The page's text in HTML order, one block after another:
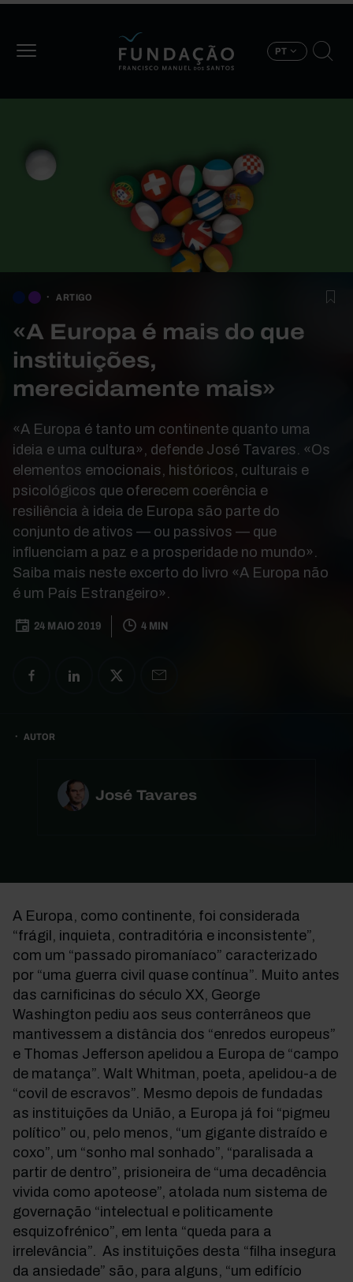
PT
ARTIGO
«A Europa é mais do que
instituições,
merecidamente mais»
«A Europa é tanto um continente quanto uma
ideia e uma cultura», defende José Tavares. «Os
elementos emocionais, históricos, culturais e
psicológicos que oferecem coerência e
resiliência à ideia de Europa são parte do
conjunto de ativos — ou passivos — que
influenciam a paz e a prosperidade no mundo».
Saiba mais neste excerto do livro «A Europa não
é um País Estrangeiro».
24 MAIO 2019 4 MIN
AUTOR
José Tavares
A Europa, como continente, foi considerada
“frágil, inquieta, contraditória e inconsistente”,
com um “passado piromaníaco” caracterizado
por “uma guerra civil quase contínua”. Muito antes
das carnificinas do século XX, George
Washington pediu aos seus conterrâneos que
mantivessem a distância dos “enredos europeus”
e Thomas Jefferson apelidou a Europa de “campo
de matança”. Walt Whitman, poeta, apelidou-a de
“covil de escravos”. Mesmo depois de fundadas
as instituições da União, a Europa já foi “pigmeu
político” ou, pelo menos, “um gigante distraído e
coxo”, um “sonho mal sonhado”, “paralisada a
partir de dentro”, prisioneira de “uma decadência
vivida como apoteose”, atolada num sistema de
governação “intelectual e politicamente
esquizofrénico”, em lenta “queda para a
irrelevância”. As instituições desta “filha insegura
da ansiedade” são, para alguns, “um edifício